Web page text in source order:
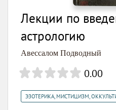
Лекции по
астрологию
Авессалом Подводный
0.00
ЭЗОТЕРИКА, МИСТИЦИЗМ,